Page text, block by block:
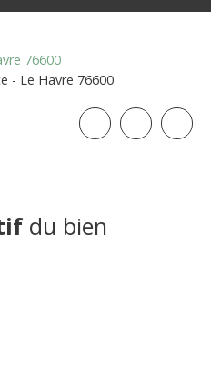
76600
- Le Havre 76600
du bien